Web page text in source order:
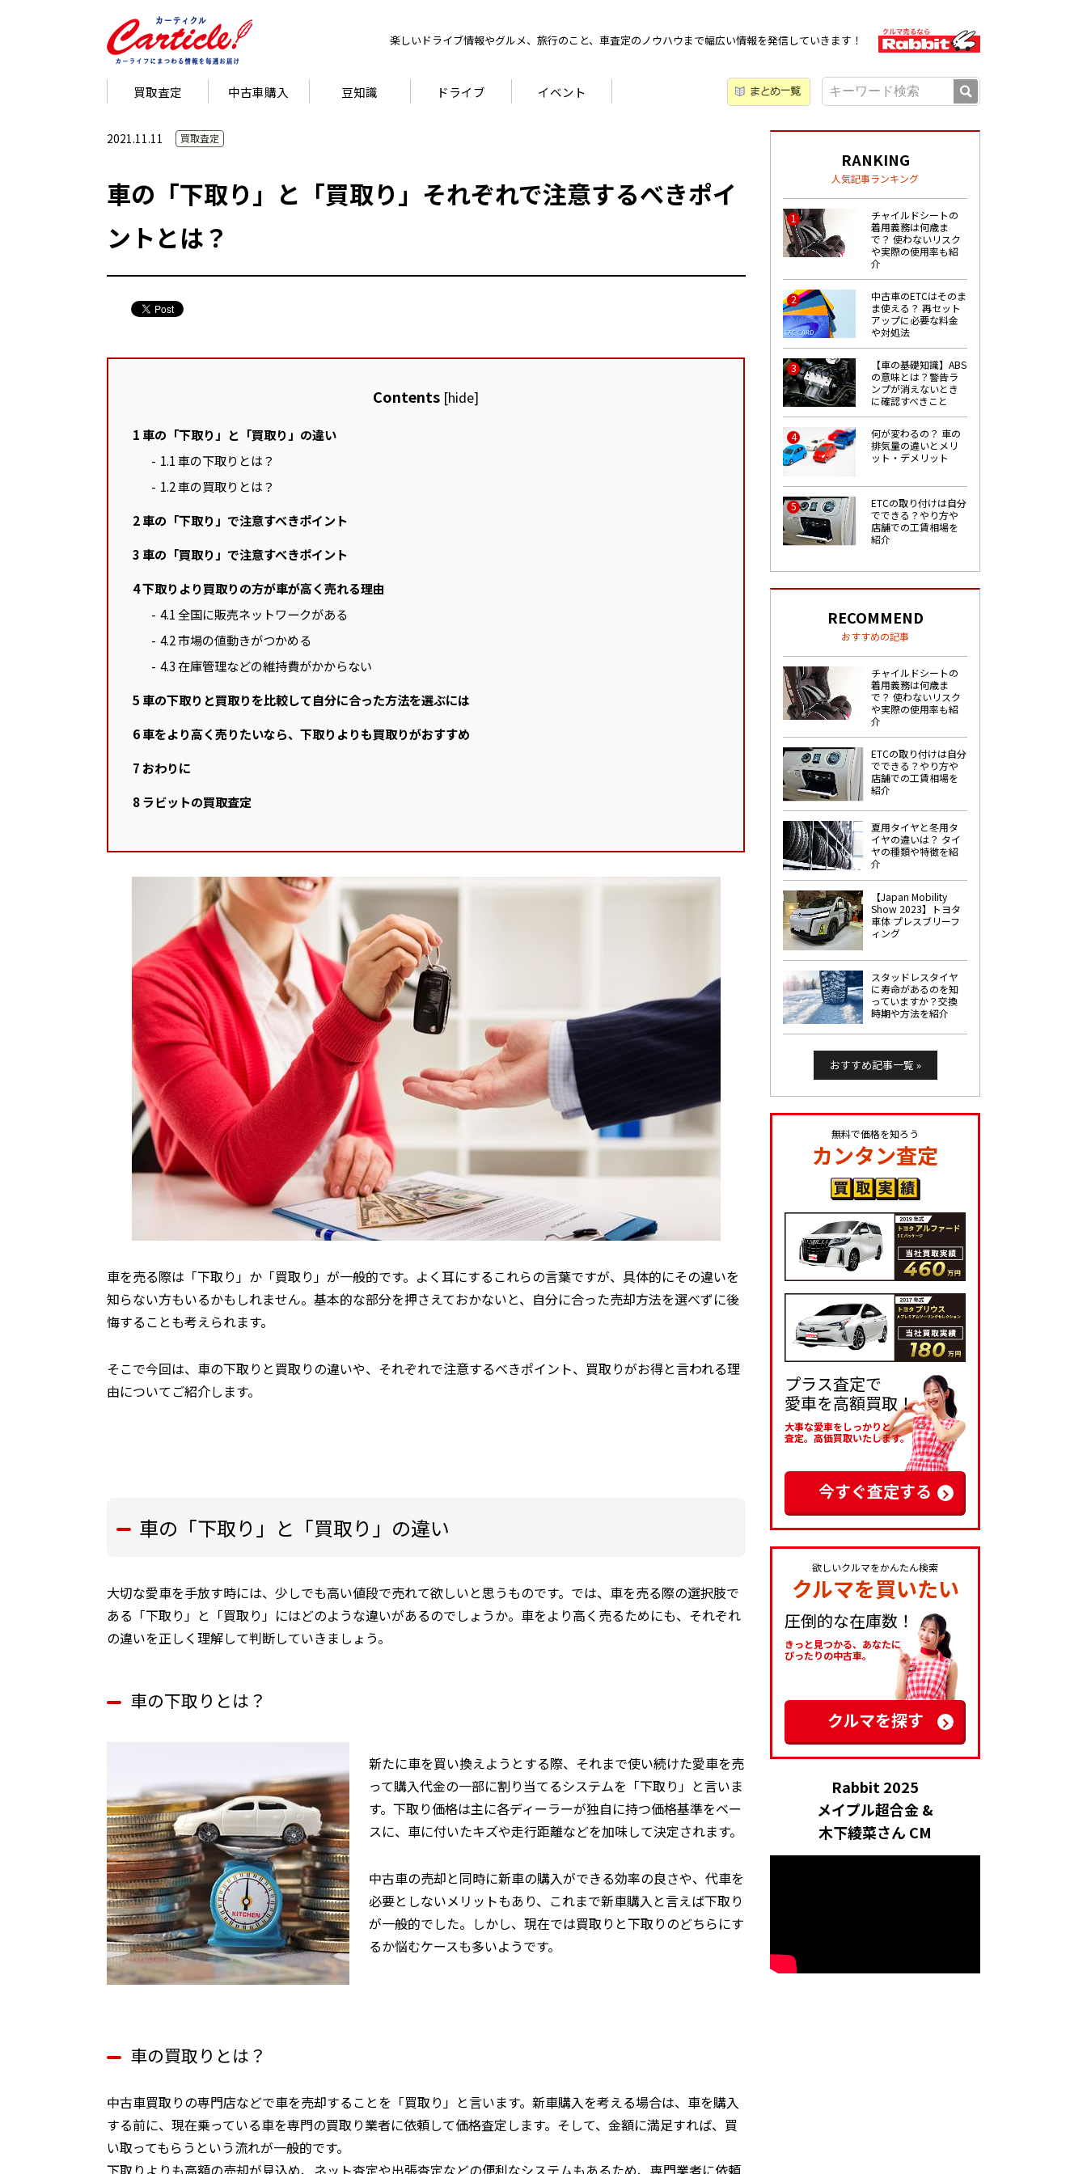
楽しいドライブ情報やグルメ、旅行のこと、車査定のノウハウまで幅広い情報を発信していきます！
買取査定 中古車購入 豆知識 ドライブ イベント
2021.11.11 買取査定
車の「下取り」と「買取り」それぞれで注意するべきポイ
ントとは？
Contents [hide]
1 車の「下取り」と「買取り」の違い
1.1車の下取りとは？
1.2車の買取りとは？
2車の「下取り」で注意すべきポイント
3 車の「買取り」で注意すべきポイント
4下取りより買取りの方が車が高く売れる理由
4.1全国に販売ネットワークがある
4.2市場の値動きがつかめる
4.3在庫管理などの維持費がかからない
5 車の下取りと買取りを比較して自分に合った方法を選ぶには
6車をより高く売りたいなら、下取りよりも買取りがおすすめ
7 おわりに
8ラビットの買取査定
車を売る際は「下取り」か「買取り」が一般的です。よく耳にするこれらの言葉ですが、具体的にその違いを
知らない方もいるかもしれません。基本的な部分を押さえておかないと、自分に合った売却方法を選べずに後
悔することも考えられます。
そこで今回は、車の下取りと買取りの違いや、それぞれで注意するべきポイント、買取りがお得と言われる理
由についてご紹介します。
車の「下取り」と「買取り」の違い
大切な愛車を手放す時には、少しでも高い値段で売れて欲しいと思うものです。では、車を売る際の選択肢で
ある「下取り」と「買取り」にはどのような違いがあるのでしょうか。車をより高く売るためにも、それぞれ
の違いを正しく理解して判断していきましょう。
車の下取りとは？
新たに車を買い換えようとする際、それまで使い続けた愛車を売
って購入代金の一部に割り当てるシステムを「下取り」と言いま
す。下取り価格は主に各ディーラーが独自に持つ価格基準をベー
スに、車に付いたキズや走行距離などを加味して決定されます。
中古車の売却と同時に新車の購入ができる効率の良さや、代車を
必要としないメリットもあり、これまで新車購入と言えば下取り
が一般的でした。しかし、現在では買取りと下取りのどちらにす
るか悩むケースも多いようです。
車の買取りとは？
中古車買取りの専門店などで車を売却することを「買取り」と言います。新車購入を考える場合は、車を購入
する前に、現在乗っている車を専門の買取り業者に依頼して価格査定します。そして、金額に満足すれば、買
い取ってもらうという流れが一般的です。
下取りよりも高額の売却が見込め、ネット査定や出張査定などの便利なシステムもあるため、専門業者に依頼
RANKING
人気記事ランキング
1
チャイルドシートの
着用義務は何歳ま
で？ 使わないリスク
や実際の使用率も紹
介
2
中古車のETCはそのま
ま使える？ 再セット
アップに必要な料金
や対処法
3
【車の基礎知識】ABS
の意味とは？警告ラ
ンプが消えないとき
に確認すべきこと
4
何が変わるの？ 車の
排気量の違いとメリ
ット・デメリット
5
ETCの取り付けは自分
でできる？やり方や
店舗での工賃相場を
紹介
RECOMMEND
おすすめの記事
チャイルドシートの
着用義務は何歳ま
で？ 使わないリスク
や実際の使用率も紹
介
ETCの取り付けは自分
でできる？やり方や
店舗での工賃相場を
紹介
夏用タイヤと冬用タ
イヤの違いは？ タイ
ヤの種類や特徴を紹
介
【Japan Mobility
Show 2023】トヨタ
車体 プレスブリーフ
ィング
スタッドレスタイヤ
に寿命があるのを知
っていますか？交換
時期や方法を紹介
おすすめ記事一覧 »
無料で価格を知ろう
カンタン査定
プラス査定で
愛車を高額買取！
大事な愛車をしっかりと
査定。高価買取いたします。
今すぐ査定する
欲しいクルマをかんたん検索
クルマを買いたい
圧倒的な在庫数！
きっと見つかる、あなたに
ぴったりの中古車。
クルマを探す
Rabbit 2025
メイプル超合金 &
木下綾菜さん CM